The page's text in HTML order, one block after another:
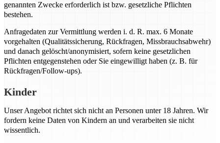
genannten Zwecke erforderlich ist bzw. gesetzliche Pflichten
bestehen.
Anfragedaten zur Vermittlung werden i. d. R. max. 6 Monate
vorgehalten (Qualitätssicherung, Rückfragen, Missbrauchsabwehr)
und danach gelöscht/anonymisiert, sofern keine gesetzlichen
Pflichten entgegenstehen oder Sie eingewilligt haben (z. B. für
Rückfragen/Follow-ups).
Kinder
Unser Angebot richtet sich nicht an Personen unter 18 Jahren. Wir
fordern keine Daten von Kindern an und verarbeiten sie nicht
wissentlich.